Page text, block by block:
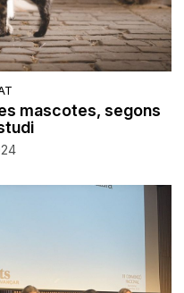
mascotes, segons